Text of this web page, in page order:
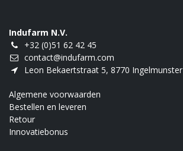
Indufarm N.V.
+32 (0)51 62 42 45
contact@indufarm.com
Leon Bekaertstraat 5, 8770 Ingelmunster
Algemene voorwaarden
Bestellen en leveren
Retour
Innovatiebonus